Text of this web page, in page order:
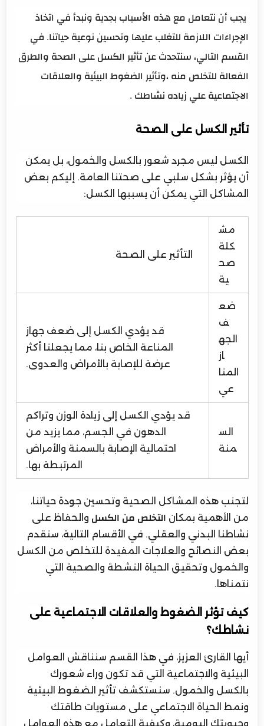
يجب أن نتعامل مع هذه الأسباب بجدية ونبدأ في اتخاذ
الإجراءات اللازمة للتغلب عليها وتحسين نوعية حياتنا. في
القسم التالي، سنتحدث عن تأثير الكسل على الصحة والطرق
الفعالة للتخلص منه ،وتأثير الضغوط البيئية والعلاقات
الاجتماعية علي زياده نشاطك .
تأثير الكسل على الصحة
الكسل ليس مجرد شعور بالكسل والخمول، بل يمكن
أن يؤثر بشكل سلبي على صحتنا العامة. إليكم بعض
المشاكل التي يمكن أن يسببها الكسل:
مش
كلة
صح
ية
التأثير على الصحة
ضع
ف
الجه
از
المنا
عي
قد يؤدي الكسل إلى ضعف جهاز
المناعة الخاص بنا، مما يجعلنا أكثر
عرضة للإصابة بالأمراض والعدوى.
الس
منة
قد يؤدي الكسل إلى زيادة الوزن وتراكم
الدهون في الجسم، مما يزيد من
احتمالية الإصابة بالسمنة والأمراض
المرتبطة بها.
لتجنب هذه المشاكل الصحية وتحسين جودة حياتنا،
من الأهمية بمكان التخلص من الكسل والحفاظ على
نشاطنا البدني والعقلي. في الأقسام التالية، سنقدم
بعض النصائح والعلاجات المفيدة للتخلص من الكسل
والخمول وتحقيق الحياة النشطة والصحية التي
نتمناها.
كيف تؤثر الضغوط والعلاقات الاجتماعية على
نشاطك؟
أيها القارئ العزيز، في هذا القسم سنناقش العوامل
البيئية والاجتماعية التي قد تكون وراء شعورك
بالكسل والخمول. سنستكشف تأثير الضغوط البيئية
ونمط الحياة الاجتماعي على مستويات طاقتك
وحيويتك اليومية، وكيفية التعامل مع هذه العوامل